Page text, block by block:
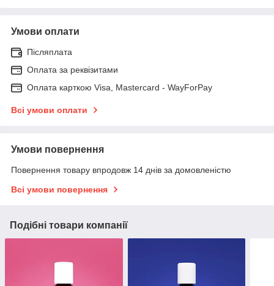
Умови оплати
Післяплата
Оплата за реквізитами
Оплата карткою Visa, Mastercard - WayForPay
Всі умови оплати
Умови повернення
Повернення товару впродовж 14 днів за домовленістю
Всі умови повернення
Подібні товари компанії